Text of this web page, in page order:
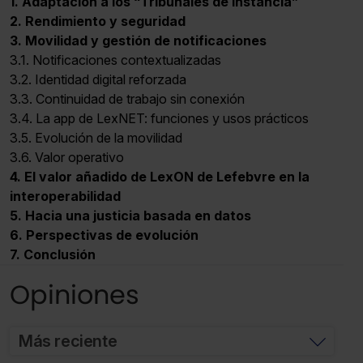
2. Rendimiento y seguridad
3. Movilidad y gestión de notificaciones
3.1. Notificaciones contextualizadas
3.2. Identidad digital reforzada
3.3. Continuidad de trabajo sin conexión
3.4. La app de LexNET: funciones y usos prácticos
3.5. Evolución de la movilidad
3.6. Valor operativo
4. El valor añadido de LexON de Lefebvre en la
interoperabilidad
5. Hacia una justicia basada en datos
6. Perspectivas de evolución
7. Conclusión
Opiniones
Más reciente